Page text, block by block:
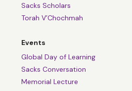
Sacks Scholars
Torah V’Chochmah
Events
Global Day of Learning
Sacks Conversation
Memorial Lecture